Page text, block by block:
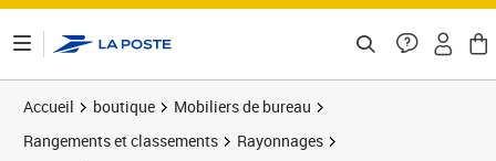
Accueil boutique
Mobiliers de bureau
Rangements et classements
Rayonnages